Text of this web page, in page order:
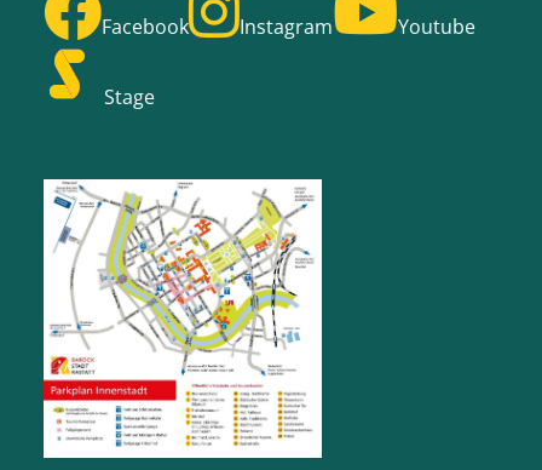
Facebook Instagram Youtube
Stage